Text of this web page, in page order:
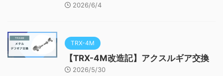
2026/6/4
TRX-4M
【TRX-4M改造記】アクスルギア交換
2026/5/30